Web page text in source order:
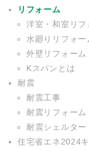
リフォーム
洋室・和室リフ
水廻りリフォー
外壁リフォーム
Kスパンとは
耐震
耐震工事
耐震リフォーム
耐震シェルター
住宅省エネ2024